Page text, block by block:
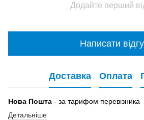
Додайте перший
Написати
Доставка Оплата
Нова Пошта - за тарифом перевізника
Детальніше